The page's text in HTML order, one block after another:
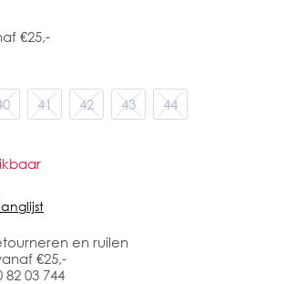
€25,-
41 42 43 44
en ruilen
€25,-
03 744